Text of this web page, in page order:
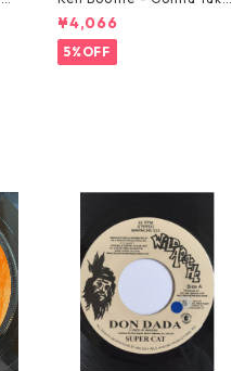
A Miracle【7-21362】
¥4,066
5%OFF